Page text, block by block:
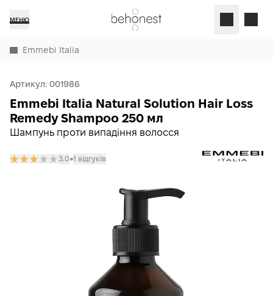
МЕНЮ
Emmebi Italia
Артикул: 001986
Шампунь проти випадіння волосся
Emmebi Italia Natural Solution Hair Loss
Remedy Shampoo 250 мл
3.0𒊹1 відгуків